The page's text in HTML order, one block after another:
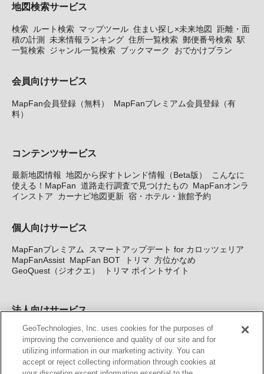
地図検索サービス
検索 ルート検索 マップツール 住まい探し×未来地図
距離・面
積の計測
未来情報ランキング 住所一覧検索 郵便番号検索 駅
一覧検索 ジャンル一覧検索 ブックマーク おでかけプラン
会員向けサービス
MapFan会員登録（無料）
MapFanプレミアム会員登録（有
料）
コンテンツサービス
最新地図情報 地図から探すトレンド情報（Beta版）
こんなに
使える！MapFan 道路走行調査で見つけたもの MapFanオンラ
インストア
カーナビ地図更新 宿・ホテル・旅館予約
個人向けサービス
MapFanプレミアム
スマートアップデート for カロッツェリア
MapFanAssist MapFan BOT トリマ 方位かなめ
GeoQuest（ジオクエ）
トリマ ポイントサイト
法人向けサービス
法人向け地図・位置情報サービス WEBサイト・システム向け地
図API Windows PC向け地図開発キット MapFan DB 住所確認
サービス
MAP WORLD+ トリマ広告 Geo-Research
GeoTechnologies, Inc. uses cookies for the purposes of
improving the convenience and quality of our site and for
utilizing information in our marketing activity. You can
accept or reject collecting information through cookies at